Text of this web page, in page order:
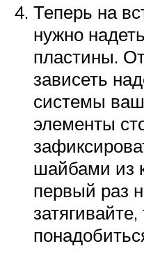
Теперь на
нужно
пластины.
зависеть
системы
элементы
шайбами из
первый раз